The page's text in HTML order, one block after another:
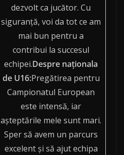
dezvolt ca jucător. Cu
siguranță, voi da tot ce am
mai bun pentru a
contribui la succesul
echipei.Despre naţionala
de U16:Pregătirea pentru
Campionatul European
este intensă, iar
așteptările mele sunt mari.
Sper să avem un parcurs
excelent și să ajut echipa